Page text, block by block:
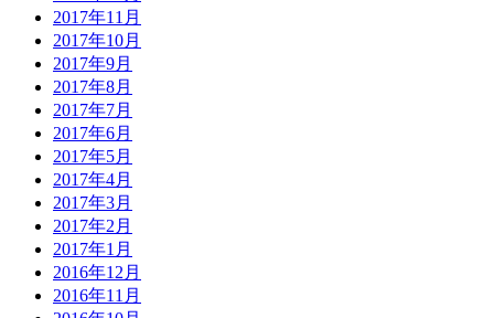
2017年11月
2017年10月
2017年9月
2017年8月
2017年7月
2017年6月
2017年5月
2017年4月
2017年3月
2017年2月
2017年1月
2016年12月
2016年11月